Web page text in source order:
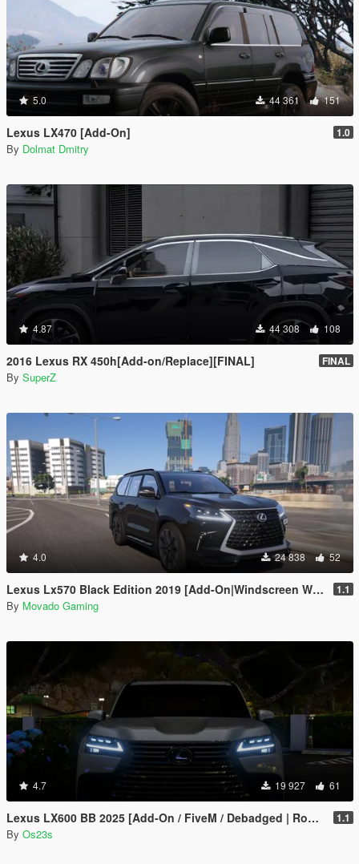
5.0 44 361 151
Lexus LX470 [Add-On] 1.0
By Dolmat Dmitry
4.87 44 308 108
2016 Lexus RX 450h[Add-on/Replace][FINAL] FINAL
By SuperZ
4.0 24 838 52
Lexus Lx570 Black Edition 2019 [Add-On|Windscreen Wipers VehFuncsV] 1.1
By Movado Gaming
4.7 19 927 61
Lexus LX600 BB 2025 [Add-On / FiveM / Debadged | Roof Animation] 1.1
By Os23s